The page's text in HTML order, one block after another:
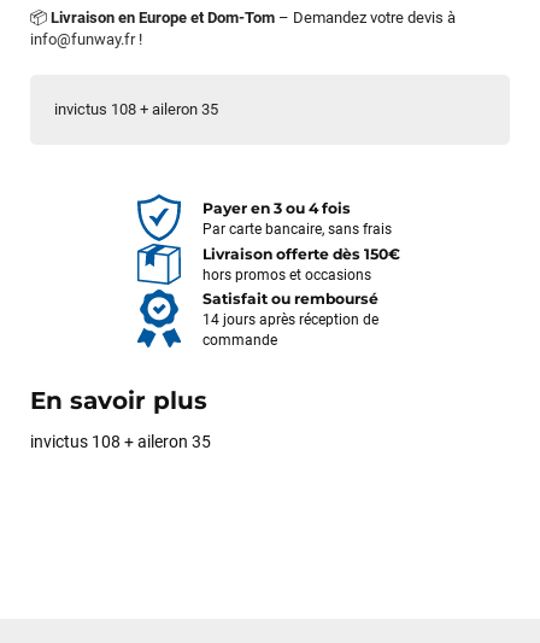
invictus 108 + aileron 35
📦 Livraison en Europe et Dom-Tom – Demandez votre devis à
info@funway.fr!
Payer en 3 ou 4 fois
Par carte bancaire, sans frais
Livraison offerte dès 150€
hors promos et occasions
Satisfait ou remboursé
14 jours après réception de
commande
En savoir plus
invictus 108 + aileron 35